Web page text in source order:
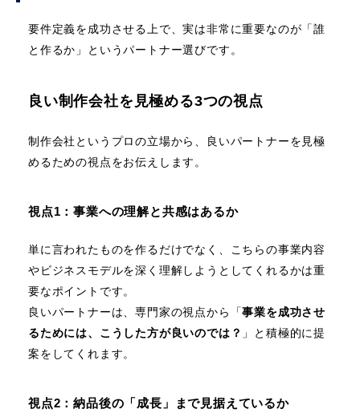
要件定義を成功させる上で、実は非常に重要なのが「誰
と作るか」というパートナー選びです。
良い制作会社を見極める3つの視点
制作会社というプロの立場から、良いパートナーを見極
めるための視点をお伝えします。
視点1：事業への理解と共感はあるか
単に言われたものを作るだけでなく、こちらの事業内容
やビジネスモデルを深く理解しようとしてくれるかは重
要なポイントです。
良いパートナーは、専門家の視点から「事業を成功させ
るためには、こうした方が良いのでは？ 」と積極的に提
案をしてくれます。
視点2：納品後の「成長」まで見据えているか